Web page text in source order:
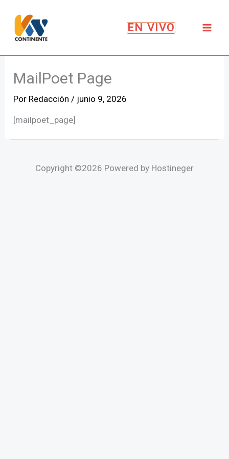
contenido
EN VIVO
MailPoet Page
Por Redacción / junio 9, 2026
[mailpoet_page]
Copyright ©2026 Powered by Hostineger